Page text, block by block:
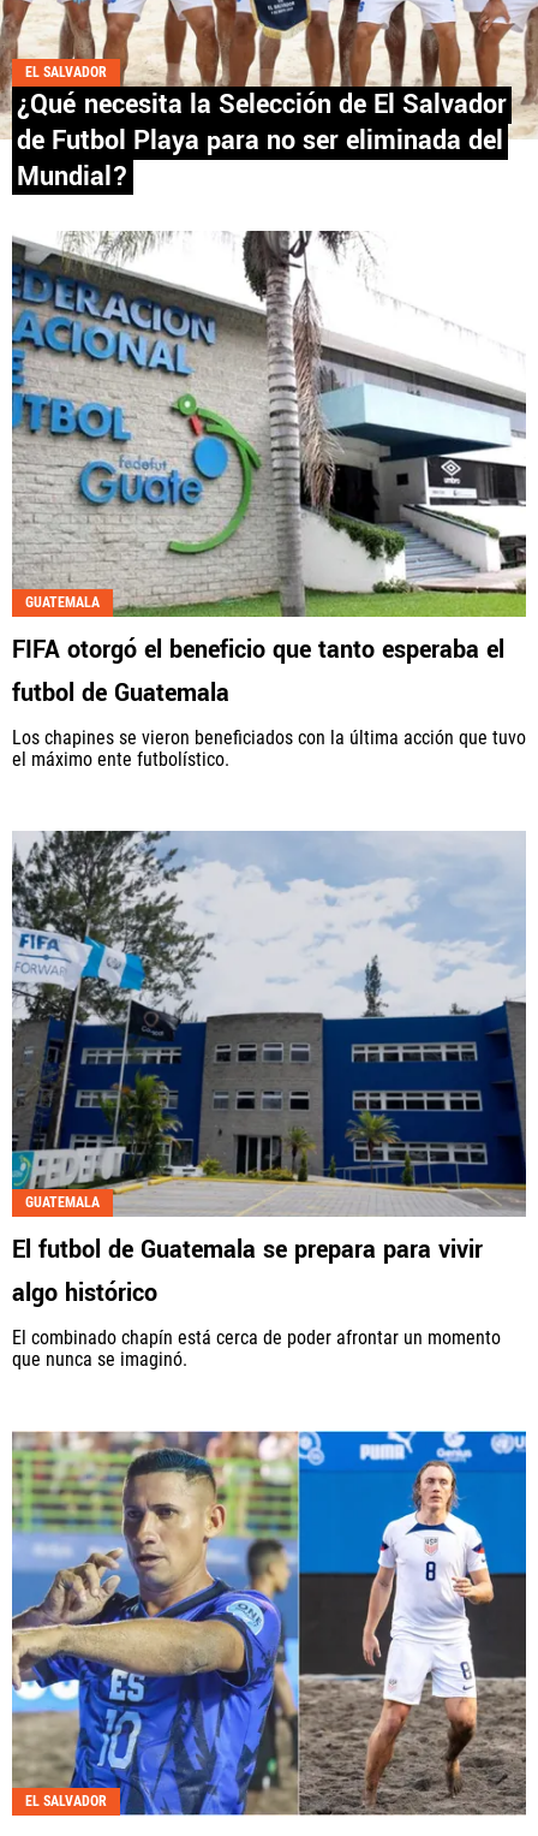
EL SALVADOR
¿Qué necesita la Selección de El Salvador
de Futbol Playa para no ser eliminada del
Mundial?
GUATEMALA
FIFA otorgó el beneficio que tanto esperaba el
futbol de Guatemala
Los chapines se vieron beneficiados con la última acción que tuvo
el máximo ente futbolístico.
GUATEMALA
El futbol de Guatemala se prepara para vivir
algo histórico
El combinado chapín está cerca de poder afrontar un momento
que nunca se imaginó.
EL SALVADOR